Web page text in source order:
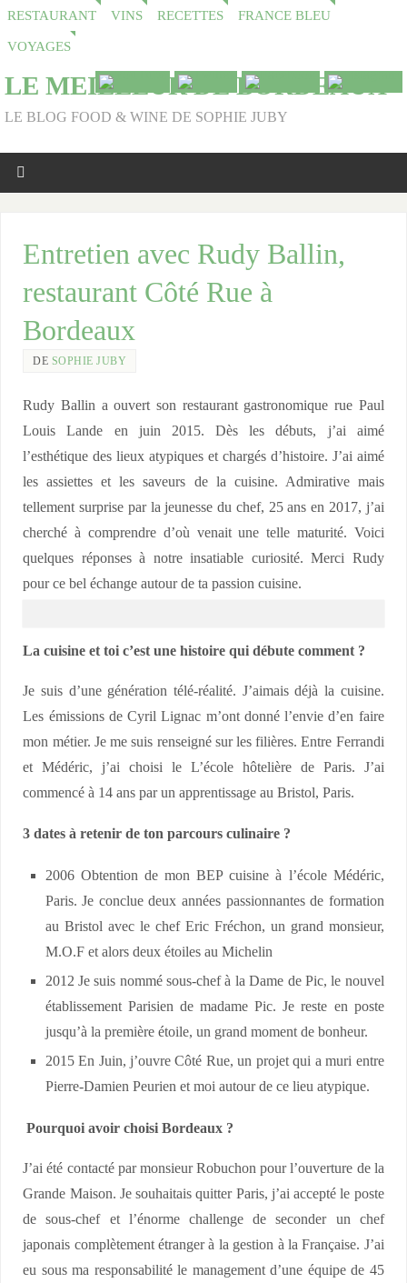
RESTAURANT VINS RECETTES FRANCE BLEU
VOYAGES
LE MEILLEUR DE BORDEAUX
LE BLOG FOOD & WINE DE SOPHIE JUBY
Entretien avec Rudy Ballin,
restaurant Côté Rue à
Bordeaux
DE SOPHIE JUBY
Rudy Ballin a ouvert son restaurant gastronomique rue Paul
Louis Lande en juin 2015. Dès les débuts, j’ai aimé
l’esthétique des lieux atypiques et chargés d’histoire. J’ai aimé
les assiettes et les saveurs de la cuisine. Admirative mais
tellement surprise par la jeunesse du chef, 25 ans en 2017, j’ai
cherché à comprendre d’où venait une telle maturité. Voici
quelques réponses à notre insatiable curiosité. Merci Rudy
pour ce bel échange autour de ta passion cuisine.
La cuisine et toi c’est une histoire qui débute comment ?
Je suis d’une génération télé-réalité. J’aimais déjà la cuisine.
Les émissions de Cyril Lignac m’ont donné l’envie d’en faire
mon métier. Je me suis renseigné sur les filières. Entre Ferrandi
et Médéric, j’ai choisi le L’école hôtelière de Paris. J’ai
commencé à 14 ans par un apprentissage au Bristol, Paris.
3 dates à retenir de ton parcours culinaire ?
2006 Obtention de mon BEP cuisine à l’école Médéric,
Paris. Je conclue deux années passionnantes de formation
au Bristol avec le chef Eric Fréchon, un grand monsieur,
M.O.F et alors deux étoiles au Michelin
2012 Je suis nommé sous-chef à la Dame de Pic, le nouvel
établissement Parisien de madame Pic. Je reste en poste
jusqu’à la première étoile, un grand moment de bonheur.
2015 En Juin, j’ouvre Côté Rue, un projet qui a muri entre
Pierre-Damien Peurien et moi autour de ce lieu atypique.
Pourquoi avoir choisi Bordeaux ?
J’ai été contacté par monsieur Robuchon pour l’ouverture de la
Grande Maison. Je souhaitais quitter Paris, j’ai accepté le poste
de sous-chef et l’énorme challenge de seconder un chef
japonais complètement étranger à la gestion à la Française. J’ai
eu sous ma responsabilité le management d’une équipe de 45